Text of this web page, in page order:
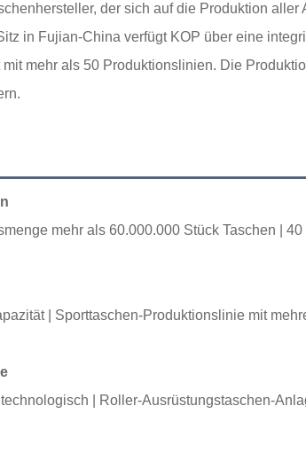
der sich auf die Produktion
in Fujian-China verfügt KOP über eine
mehr als 50 Produktionslinien. Die
mehr als 60.000.000 Stück Taschen | 40
| Sporttaschen-Produktionslinie mit
|
Roller-Ausrüstungstaschen-